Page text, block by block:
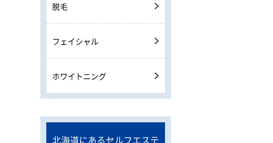
脱毛
フェイシャル
ホワイトニング
北海道にあるセルフエステ